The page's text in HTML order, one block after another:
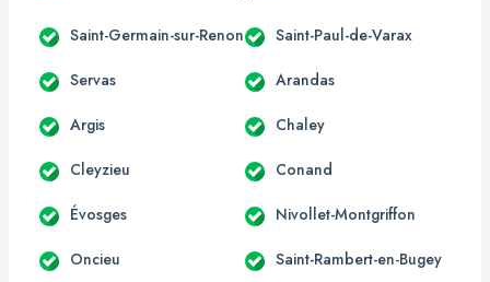
Saint-Germain-sur-Renon Saint-Paul-de-Varax
Servas Arandas
Argis Chaley
Cleyzieu Conand
Évosges Nivollet-Montgriffon
Oncieu Saint-Rambert-en-Bugey